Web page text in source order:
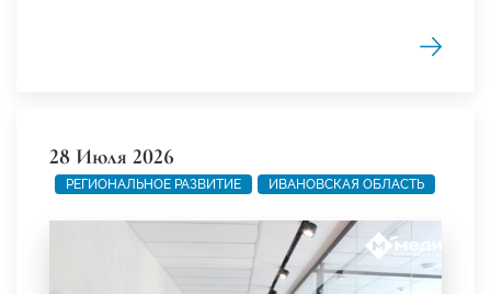
28 Июля 2026
РЕГИОНАЛЬНОЕ РАЗВИТИЕ ИВАНОВСКАЯ ОБЛАСТЬ